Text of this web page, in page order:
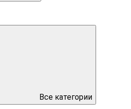
Все категории